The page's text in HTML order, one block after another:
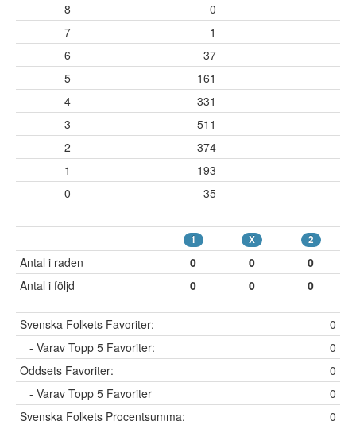
8
0
7
1
6
37
5
161
4
331
3
511
2
374
1
193
0
35
1 X 2
Antal i raden 0 0
0
Antal i följd
0 0 0
Svenska Folkets Favoriter:
0
- Varav Topp 5 Favoriter:
0
Oddsets Favoriter:
0
- Varav Topp 5 Favoriter
0
Svenska Folkets Procentsumma:
0